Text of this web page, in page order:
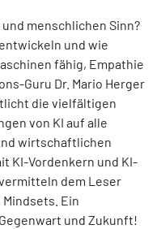
menschlichen Sinn?
und wie
fähig, Empathie
Guru Dr. Mario Herger
die viel­fältigen
von KI auf alle
wirtschaftlichen
KI-Vordenkern und KI-
dem Leser
Ein
und Zukunft!